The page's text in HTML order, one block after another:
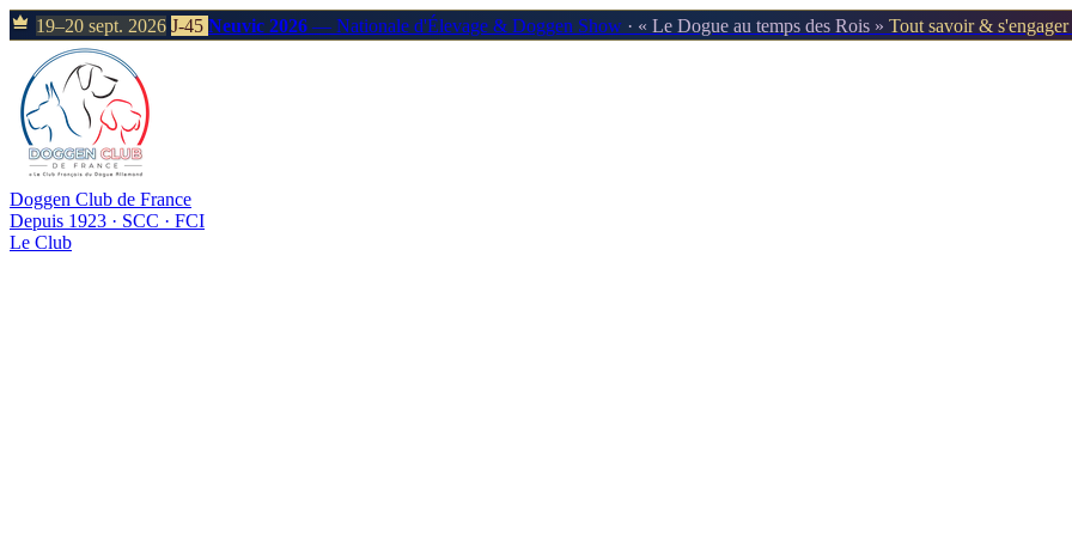
19–20 sept. 2026 J-45 Neuvic 2026 — Nationale d'Élevage & Doggen Show · « Le Dogue au temps des Rois » Tout savoir &
Doggen Club de France
Depuis 1923 · SCC · FCI
Le Club